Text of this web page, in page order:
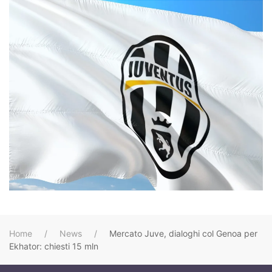
Home News
Mercato Juve, dialoghi col Genoa per
Ekhator: chiesti 15 mln